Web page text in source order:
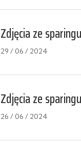
Zdjęcia ze
29 / 06 / 2024
Zdjęcia ze
26 / 06 / 2024